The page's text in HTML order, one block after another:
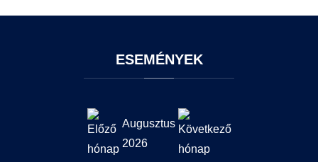
ESEMÉNYEK
Augusztus
2026